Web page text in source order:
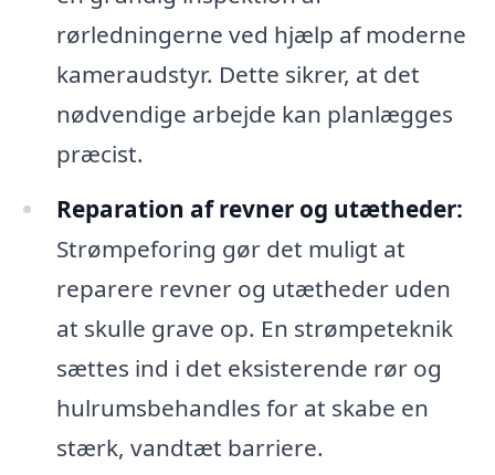
rørledningerne ved hjælp af moderne
kameraudstyr. Dette sikrer, at det
nødvendige arbejde kan planlægges
præcist.
Reparation af revner og utætheder:
Strømpeforing gør det muligt at
reparere revner og utætheder uden
at skulle grave op. En strømpeteknik
sættes ind i det eksisterende rør og
hulrumsbehandles for at skabe en
stærk, vandtæt barriere.